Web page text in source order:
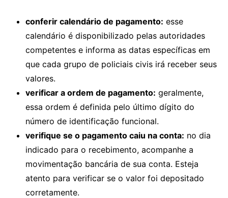
conferir calendário de pagamento: esse
calendário é disponibilizado pelas autoridades
competentes e informa as datas específicas em
que cada grupo de policiais civis irá receber seus
valores.
verificar a ordem de pagamento: geralmente,
essa ordem é definida pelo último dígito do
número de identificação funcional.
verifique se o pagamento caiu na conta: no dia
indicado para o recebimento, acompanhe a
movimentação bancária de sua conta. Esteja
atento para verificar se o valor foi depositado
corretamente.